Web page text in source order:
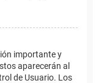
importante y
aparecerán al
de Usuario. Los